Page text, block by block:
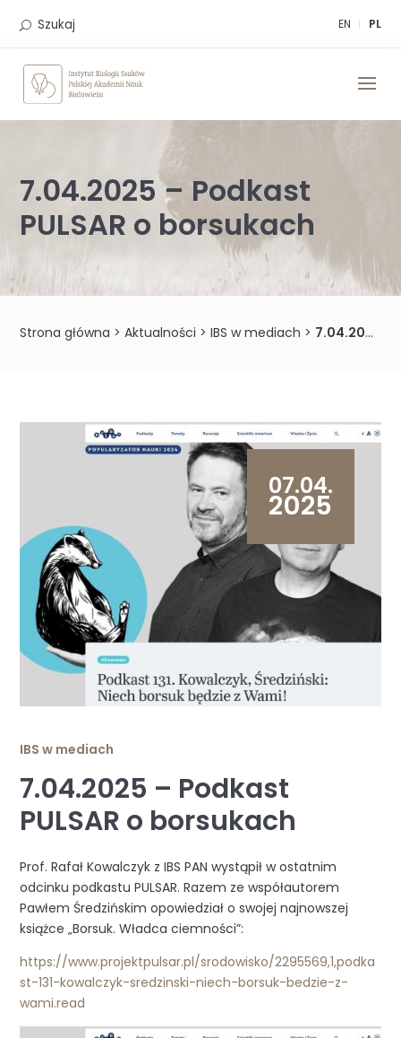
EN PL
Szukaj
7.04.2025 – Podkast
PULSAR o borsukach
Strona główna >Aktualności >IBS w mediach > 7.04.2025 – Podkast PULSAR o borsukach
07.04.
2025
IBS w mediach
7.04.2025 – Podkast
PULSAR o borsukach
Prof. Rafał Kowalczyk z IBS PAN wystąpił w ostatnim
odcinku podkastu PULSAR. Razem ze współautorem
Pawłem Średzińskim opowiedział o swojej najnowszej
książce „Borsuk. Władca ciemności”:
https://www.projektpulsar.pl/srodowisko/2295569,1,podka
st-131-kowalczyk-sredzinski-niech-borsuk-bedzie-z-
wami.read